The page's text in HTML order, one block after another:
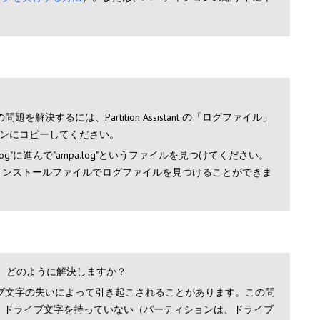
題を解決するには、Partition Assistant の「ログファイル」
コピーしてください。
に進んで"ampa.log"というファイルを見つけてください。
ストールファイルでログファイルを見つけることができま
どのように解決しますか？
字の失いによって引き起こされることがあります。この問
ライブ文字を持っていない（パーティションは、ドライブ